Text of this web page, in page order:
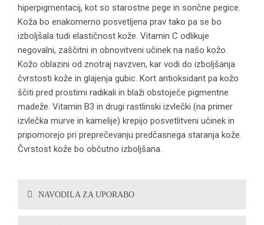
hiperpigmentacij, kot so starostne pege in sončne pegice.
Koža bo enakomerno posvetljena prav tako pa se bo
izboljšala tudi elastičnost kože. Vitamin C odlikuje
negovalni, zaščitni in obnovitveni učinek na našo kožo.
Kožo oblazini od znotraj navzven, kar vodi do izboljšanja
čvrstosti kože in glajenja gubic. Kort antioksidant pa kožo
ščiti pred prostimi radikali in blaži obstoječe pigmentne
madeže. Vitamin B3 in drugi rastlinski izvlečki (na primer
izvlečka murve in kamelije) krepijo posvetlitveni učinek in
pripomorejo pri preprečevanju predčasnega staranja kože.
Čvrstost kože bo občutno izboljšana.
NAVODILA ZA UPORABO